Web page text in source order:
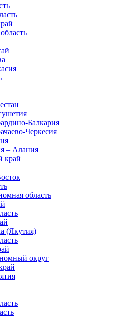
Балкария
Черкесия
– Алания
край
область
(Якутия)
округ